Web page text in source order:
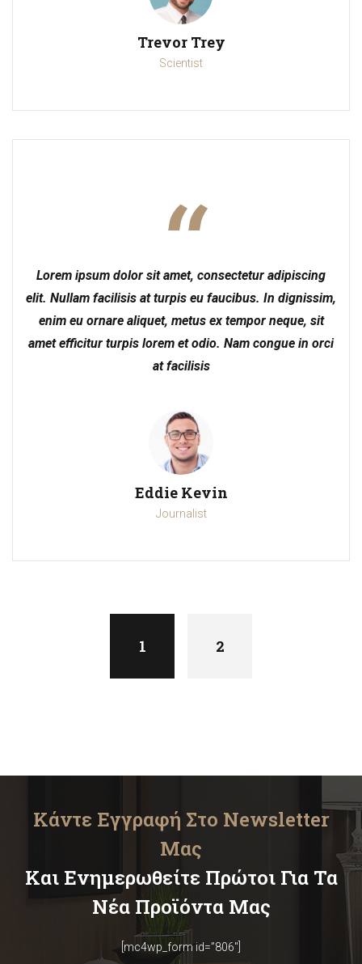
Trevor Trey
Scientist
Lorem ipsum dolor sit amet, consectetur adipiscing
elit. Nullam facilisis at turpis eu faucibus. In dignissim,
enim eu ornare aliquet, metus ex tempor neque, sit
amet efficitur turpis lorem et odio. Nam congue in orci
at facilisis
Eddie Kevin
Journalist
navigation1 2
Κάντε Εγγραφή Στο Newsletter
Μας
Και Ενημερωθείτε Πρώτοι Για Τα
Νέα Προϊόντα Μας
[mc4wp_form id=”806″]